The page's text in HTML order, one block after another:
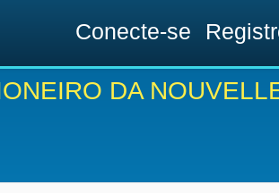
Conecte-se
DA